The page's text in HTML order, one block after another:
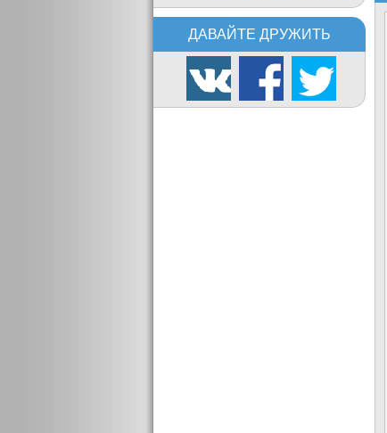
ДАВАЙТЕ ДРУЖИТЬ